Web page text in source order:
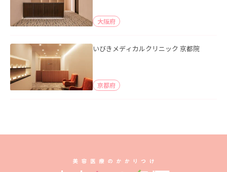
大阪府
いびきメディカルクリニック 京都院
京都府